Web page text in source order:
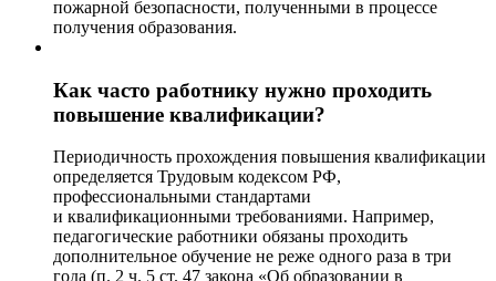
пожарной безопасности, полученными в процессе
получения образования.
Как часто работнику нужно проходить
повышение квалификации?
Периодичность прохождения повышения квалификации
определяется Трудовым кодексом РФ,
профессиональными стандартами
и квалификационными требованиями. Например,
педагогические работники обязаны проходить
дополнительное обучение не реже одного раза в три
года (п. 2 ч. 5 ст. 47 закона «Об образовании в